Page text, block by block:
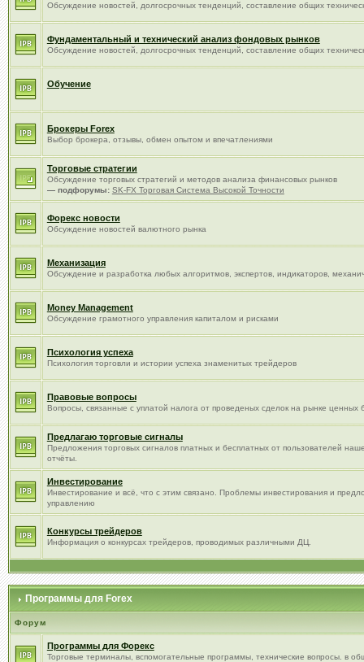
Обсуждение новостей, долгосрочных тенденций, составление общих
Фундаментальный и технический анализ фондовых рынков
Обсуждение новостей, долгосрочных тенденций, составление общих
Обучение
Брокеры Forex
Выбор брокера, отзывы, обмен опытом и впечатлениями
Торговые стратегии
Обсуждение торговых стратегий и методов анализа финансовых рынков
— подфорумы: SK-FX Торговая Система Высокой Точности
Форекс новости
Обсуждение новостей валютного рынка
Механизация
Обсуждение и разработка любых алгоритмов, экспертов, индикаторов,
Money Management
Обсуждение грамотного управления капиталом и рисками
Психология успеха
Психология торговли и истории успеха знаменитых трейдеров
Правовые вопросы
Вопросы, связанные с уплатой налога от проведеных сделок на рынке ценных
Предлагаю торговые сигналы
Предложения торговых сигналов платных и бесплатных от пользователей
отчёты.
Инвестирование
Инвестирование и всё, что с этим связано. Проблемы инвестирования и
управлению
Конкурсы трейдеров
Информация о конкурсах трейдеров, проводимых различными ДЦ.
Программы для Forex
Форум
Программы для Форекс
Торговые терминалы, вспомогательные программы, технические вопросы. в